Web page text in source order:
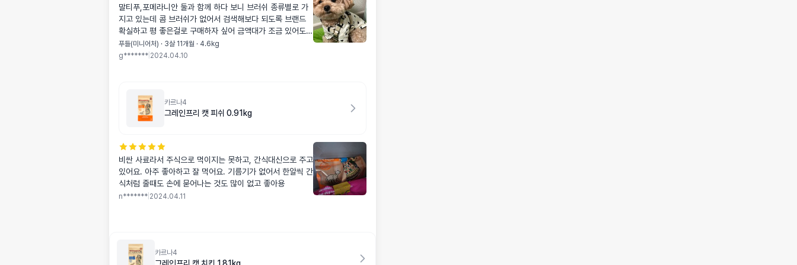
말티푸,포메라니안 둘과 함께 하다 보니 브러쉬 종류별로 가
지고 있는데 콤 브러쉬가 없어서 검색해보다 되도록 브랜드
확실하고 평 좋은걸로 구매하자 싶어 금액대가 조금 있어도
구매해봤는데 만족합니다! 빗이 가볍고 탄탄해서 텐션감이 좋
고 확실히 슬리커나 방울달린 슬리커 보다 꼼꼼하게 속털까지
푸들(미니어처) · 3살 11개월 · 4.6kg
g******* 2024.04.10
카르나4
그레인프리 캣 피쉬 0.91kg
비싼 사료라서 주식으로 먹이지는 못하고, 간식대신으로 주고
있어요. 아주 좋아하고 잘 먹어요. 기름기가 없어서 한알씩 간
식처럼 줄때도 손에 묻어나는 것도 많이 없고 좋아용
n******* 2024.04.11
카르나4